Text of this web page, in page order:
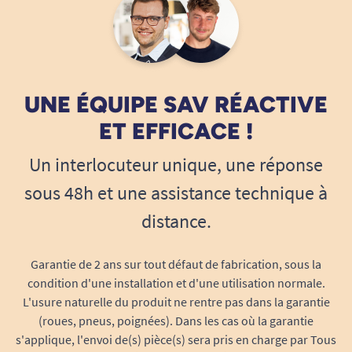
Format court, large coverage :
dimensions de 37 x 46 cm couvrent
parfaitement le buste sans gêner les
gestes, assurant la liberté de mouvement à
table tout en protégeant au maximum.
Résistant à l’usage :Conçu pour un usage
intensif, le bavoir garde ses propriétés
après de multiples lavages en machine à
60°C, sans perte de douceur ni d’efficacité
d’absorption. Son tissu épais offre une
Léger, souple et discret :Avec seulement
100 g, il se porte facilement sans alourdir la
nuque, et son coloris bleu élégant lui
permet de se fondre discrètement avec les
tenues du quotidien.
UNE ÉQUIPE SAV RÉACTIVE
ET EFFICACE !
Un interlocuteur unique, une réponse
sous 48h et une assistance technique à
distance.
Garantie de 2 ans sur tout défaut de fabrication, sous la
condition d'une installation et d'une utilisation normale.
L'usure naturelle du produit ne rentre pas dans la garantie
(roues, pneus, poignées). Dans les cas où la garantie
s'applique, l'envoi de(s) pièce(s) sera pris en charge par Tous